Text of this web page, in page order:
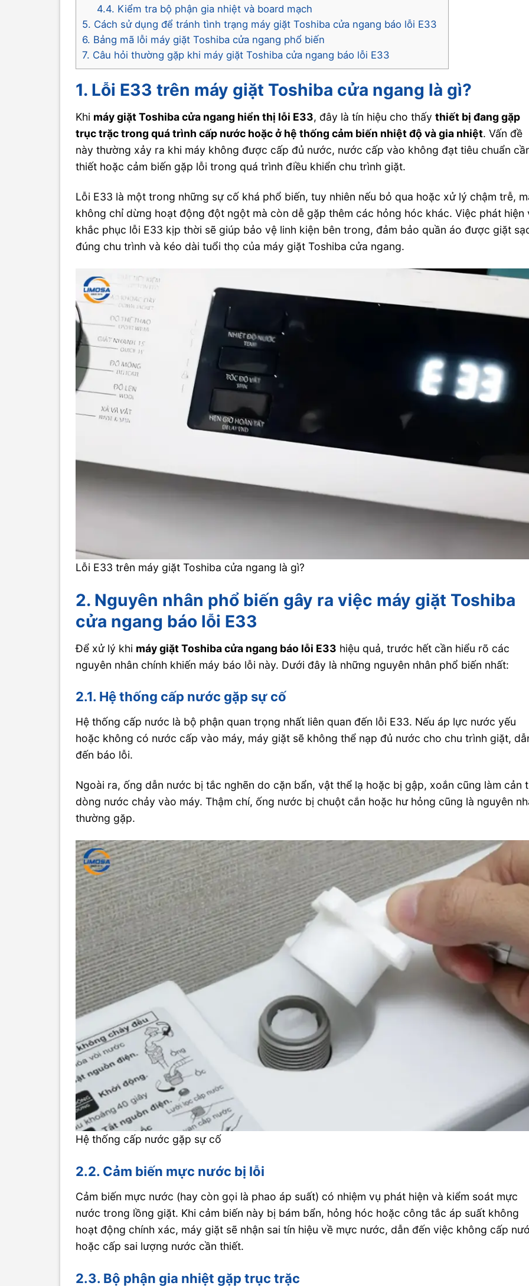
4.4. Kiểm tra bộ phận gia nhiệt và board mạch
5. Cách sử dụng để tránh tình trạng máy giặt Toshiba cửa ngang báo lỗi E33
6. Bảng mã lỗi máy giặt Toshiba cửa ngang phổ biến
7. Câu hỏi thường gặp khi máy giặt Toshiba cửa ngang báo lỗi E33
1. Lỗi E33 trên máy giặt Toshiba cửa ngang là gì?
Khi máy giặt Toshiba cửa ngang hiển thị lỗi E33, đây là tín hiệu cho thấythiết bị đang gặp
trục trặc trong quá trình cấp nước hoặc ở hệ thống cảm biến nhiệt độ và gia nhiệt. Vấn đề
này thường xảy ra khi máy không được cấp đủ nước, nước cấp vào không đạt tiêu chuẩn
thiết hoặc cảm biến gặp lỗi trong quá trình điều khiển chu trình giặt.
Lỗi E33 là một trong những sự cố khá phổ biến, tuy nhiên nếu bỏ qua hoặc xử lý chậm trễ,
không chỉ dừng hoạt động đột ngột mà còn dễ gặp thêm các hỏng hóc khác. Việc phát hiện
khắc phục lỗi E33 kịp thời sẽ giúp bảo vệ linh kiện bên trong, đảm bảo quần áo được giặt
đúng chu trình và kéo dài tuổi thọ của máy giặt Toshiba cửa ngang.
Lỗi E33 trên máy giặt Toshiba cửa ngang là gì?
2. Nguyên nhân phổ biến gây ra việc máy giặt Toshiba
cửa ngang báo lỗi E33
Để xử lý khi máy giặt Toshiba cửa ngang báo lỗi E33 hiệu quả, trước hết cần hiểu rõ các
nguyên nhân chính khiến máy báo lỗi này. Dưới đây là những nguyên nhân phổ biến nhất:
2.1. Hệ thống cấp nước gặp sự cố
Hệ thống cấp nước là bộ phận quan trọng nhất liên quan đến lỗi E33. Nếu áp lực nước yếu
hoặc không có nước cấp vào máy, máy giặt sẽ không thể nạp đủ nước cho chu trình giặt,
đến báo lỗi.
Ngoài ra, ống dẫn nước bị tắc nghẽn do cặn bẩn, vật thể lạ hoặc bị gập, xoắn cũng làm cản
dòng nước chảy vào máy. Thậm chí, ống nước bị chuột cắn hoặc hư hỏng cũng là nguyên
thường gặp.
Hệ thống cấp nước gặp sự cố
2.2. Cảm biến mực nước bị lỗi
Cảm biến mực nước (hay còn gọi là phao áp suất) có nhiệm vụ phát hiện và kiểm soát mực
nước trong lồng giặt. Khi cảm biến này bị bám bẩn, hỏng hóc hoặc công tắc áp suất không
hoạt động chính xác, máy giặt sẽ nhận sai tín hiệu về mực nước, dẫn đến việc không cấp
hoặc cấp sai lượng nước cần thiết.
2.3. Bộ phận gia nhiệt gặp trục trặc